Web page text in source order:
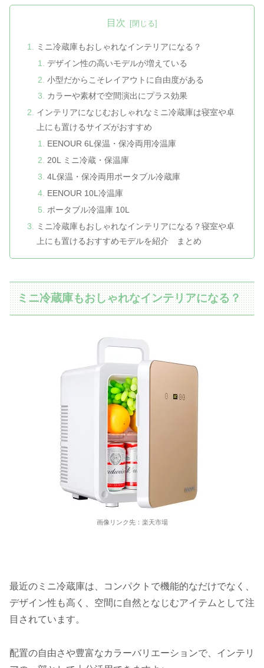
目次
ミニ冷蔵庫もおしゃれなインテリアになる？
デザイン性の高いモデルが増えている
小型だからこそレイアウトに自由度がある
カラーや素材で空間演出にプラス効果
インテリアになじむおしゃれなミニ冷蔵庫は寝室や卓
上にも置けるサイズがおすすめ
EENOUR 6L保温・保冷両用冷温庫
20L ミニ冷蔵・保温庫
4L保温・保冷両用ポータブル冷蔵庫
EENOUR 10L冷温庫
ポータブル冷温庫 10L
ミニ冷蔵庫もおしゃれなインテリアになる？寝室や卓
上にも置けるおすすめモデルを紹介 まとめ
ミニ冷蔵庫もおしゃれなインテリアになる？
画像リンク先：楽天市場
最近のミニ冷蔵庫は、コンパクトで機能的なだけでなく、
デザイン性も高く、空間に自然となじむアイテムとして注
目されています。
配置の自由さや豊富なカラーバリエーションで、インテリ